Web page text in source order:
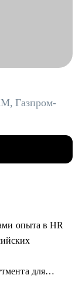
Газпром-
опыта в HR
для